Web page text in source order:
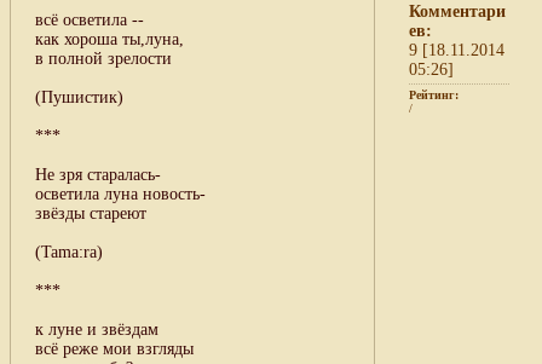
всё осветила --
как хороша ты,луна,
в полной зрелости
(Пушистик)
***
Не зря старалась-
осветила луна новость-
звёзды стареют
(Tama:ra)
***
к луне и звёздам
всё реже мои взгляды
Комментари
ев:
9 [18.11.2014
05:26]
Рейтинг:
/